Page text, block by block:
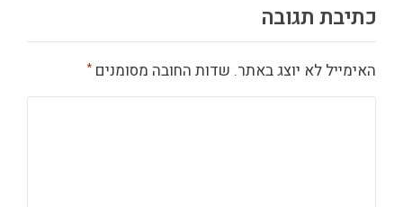
כתיבת תגובה
האימייל לא יוצג באתר. שדות החובה מסומנים *